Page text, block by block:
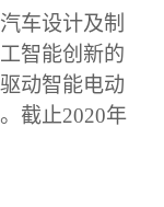
车设计及制
智能创新的
动智能电动
截止2020年